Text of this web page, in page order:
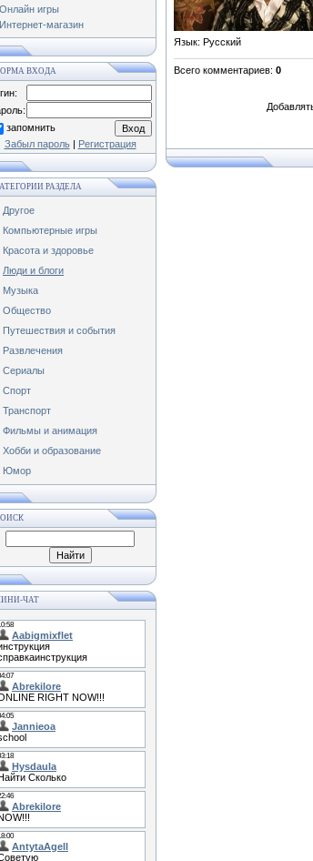
Онлайн игры
Интернет-магазин
ВХОДА
запомнить
Забыл пароль| Регистрация
РАЗДЕЛА
Другое
Компьютерные игры
Красота и здоровье
Люди и блоги
Музыка
Общество
Путешествия и события
Развлечения
Сериалы
Спорт
Транспорт
Фильмы и анимация
Хобби и образование
Юмор
ЧАТ
Язык: Русский
Всего комментариев: 0